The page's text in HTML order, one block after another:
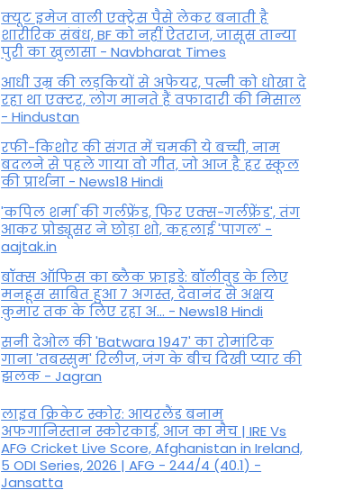
क्यूट इमेज वाली एक्ट्रेस पैसे लेकर बनाती है
शारीरिक संबंध, BF को नहीं ऐतराज, जासूस तान्‍या
पुरी का खुलासा - Navbharat Times
आधी उम्र की लड़कियों से अफेयर, पत्नी को धोखा दे
रहा था एक्टर, लोग मानते हैं वफादारी की मिसाल
- Hindustan
रफी-किशोर की संगत में चमकी ये बच्ची, नाम
बदलने से पहले गाया वो गीत, जो आज है हर स्कूल
की प्रार्थना - News18 Hindi
'कपिल शर्मा की गर्लफ्रेंड, फिर एक्स-गर्लफ्रेंड', तंग
आकर प्रोड्यूसर ने छोड़ा शो, कहलाई 'पागल' -
aajtak.in
बॉक्स ऑफिस का ब्लैक फ्राइडे: बॉलीवुड के लिए
मनहूस साबित हुआ 7 अगस्त, देवानंद से अक्षय
कुमार तक के लिए रहा अ... - News18 Hindi
सनी देओल की 'Batwara 1947' का रोमांटिक
गाना 'तबस्सुम' रिलीज, जंग के बीच दिखी प्यार की
झलक - Jagran
लाइव क्रिकेट स्कोर: आयरलैंड बनाम
अफगानिस्तान स्कोरकार्ड, आज का मैच | IRE Vs
AFG Cricket Live Score, Afghanistan in Ireland,
5 ODI Series, 2026 | AFG - 244/4 (40.1) -
Jansatta